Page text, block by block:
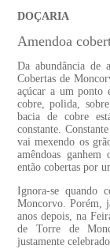
DOÇARIA
Amendoa
Da abundância de
Cobertas de
açúcar a um ponto
cobre, polida,
bacia de cobre
constante.
vai mexendo os
amêndoas
então cobertas por
Ignora-se quando
Moncorvo. Porém,
anos depois, na
de Torre de
justamente